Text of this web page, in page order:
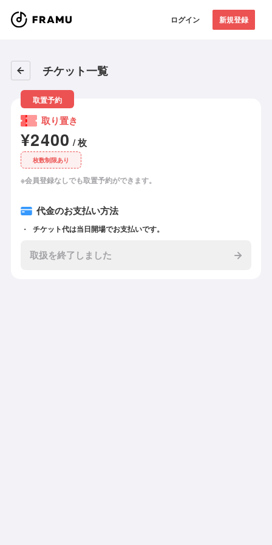
ログイン 新規登録
チケット一覧
取置予約
取り置き
¥2400 / 枚
枚数制限あり
※会員登録なしでも取置予約ができます。
代金のお支払い方法
チケット代は当日開場でお支払いです。
取扱を終了しました